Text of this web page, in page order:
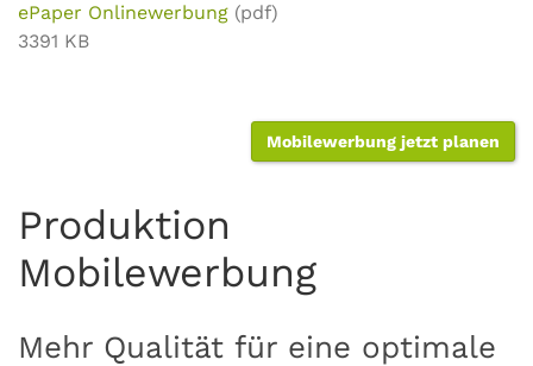
ePaper Onlinewerbung (pdf)
3391 KB
Mobilewerbung jetzt planen
Produktion
Mobilewerbung
Mehr Qualität für eine optimale